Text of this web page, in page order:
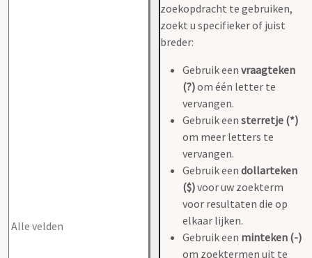
zoekopdracht te gebruiken,
zoekt u specifieker of juist
breder:
Gebruik een vraagteken
(?)om één letter te
vervangen.
Gebruik een sterretje (*)
om meer letters te
vervangen.
Gebruik een dollarteken
($)voor uw zoekterm
voor resultaten die op
elkaar lijken.
Gebruik een minteken (-)
om zoektermen uit te